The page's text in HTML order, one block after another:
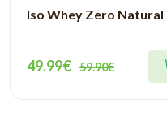
Iso Whey Zero Natural
49.99€ 59.90€